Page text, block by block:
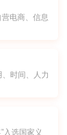
电商、信息
时间、人力
入选国家义